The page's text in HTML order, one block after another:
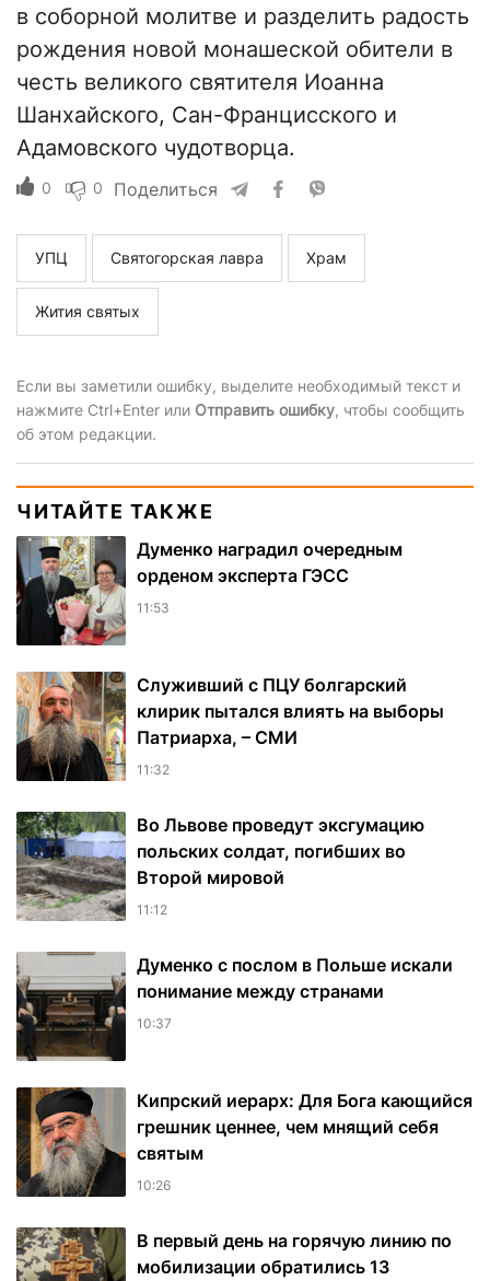
в соборной молитве и разделить радость
рождения новой монашеской обители в
честь великого святителя Иоанна
Шанхайского, Сан-Францисского и
Адамовского чудотворца.
0 0 Поделиться
УПЦ Святогорская лавра Храм
Жития святых
Если вы заметили ошибку, выделите необходимый текст и
нажмите Ctrl+Enter или Отправить ошибку, чтобы сообщить
об этом редакции.
ЧИТАЙТЕ ТАКЖЕ
Думенко наградил очередным
орденом эксперта ГЭСС
11:53
Служивший с ПЦУ болгарский
клирик пытался влиять на выборы
Патриарха, – СМИ
11:32
Во Львове проведут эксгумацию
польских солдат, погибших во
Второй мировой
11:12
Думенко с послом в Польше искали
понимание между странами
10:37
Кипрский иерарх: Для Бога кающийся
грешник ценнее, чем мнящий себя
святым
10:26
В первый день на горячую линию по
мобилизации обратились 13